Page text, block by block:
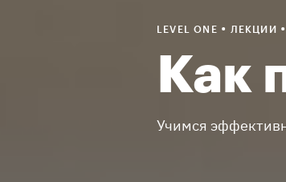
LEVEL ONE • ЛЕКЦИИ •
Как
Учимся